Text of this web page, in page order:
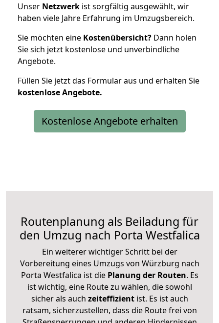
Unser Netzwerk ist sorgfältig ausgewählt, wir
haben viele Jahre Erfahrung im Umzugsbereich.
Sie möchten eine Kostenübersicht? Dann holen
Sie sich jetzt kostenlose und unverbindliche
Angebote.
Füllen Sie jetzt das Formular aus und erhalten Sie
kostenloseAngebote.
Kostenlose Angebote erhalten
Routenplanung als Beiladung für
den Umzug nach Porta Westfalica
Ein weiterer wichtiger Schritt bei der
Vorbereitung eines Umzugs von Würzburg nach
Porta Westfalica ist diePlanung der Routen. Es
ist wichtig, eine Route zu wählen, die sowohl
sicher als auch zeiteffizientist. Es ist auch
ratsam, sicherzustellen, dass die Route frei von